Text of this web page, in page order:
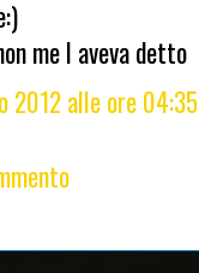
me l aveva detto
2012 alle ore 04:35